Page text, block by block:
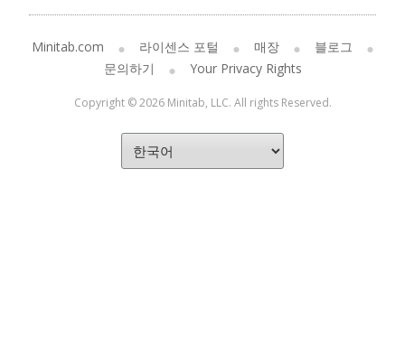
Minitab.com 라이센스 포털 매장
블로그
문의하기
Your Privacy Rights
Copyright © 2026 Minitab, LLC. All rights Reserved.